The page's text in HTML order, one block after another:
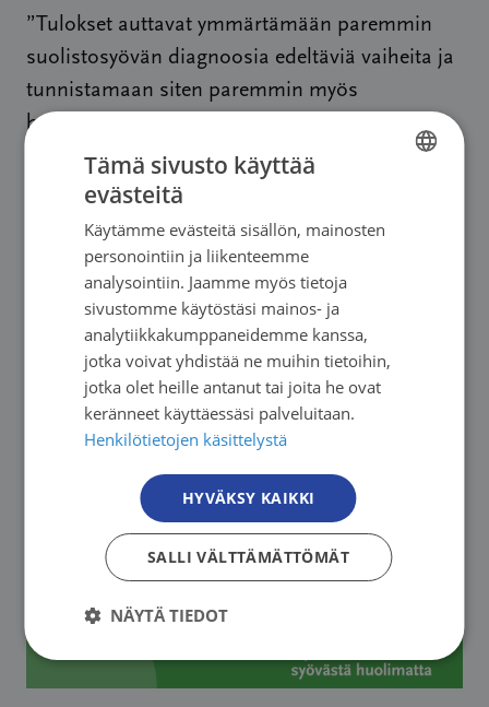
”Tulokset auttavat ymmärtämään paremmin
suolistosyövän diagnoosia edeltäviä vaiheita ja
tunnistamaan siten paremmin myös
hoitopolun kehittämiskohteita”, Hermiö sanoo.
Tutustu tutkimukseen:
one year preceding colorectal cancer diagnosis
Lue lisää
FINNISH
Tämä sivusto käyttää
evästeitä
Käytämme evästeitä sisällön, mainosten
personointiin ja liikenteemme
analysointiin. Jaamme myös tietoja
sivustomme käytöstäsi mainos- ja
analytiikkakumppaneidemme kanssa,
jotka voivat yhdistää ne muihin tietoihin,
jotka olet heille antanut tai joita he ovat
keränneet käyttäessäsi palveluitaan.
Henkilötietojen käsittelystä
HYVÄKSY KAIKKI
SALLI VÄLTTÄMÄTTÖMÄT
NÄYTÄ TIEDOT